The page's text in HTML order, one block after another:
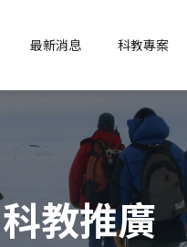
最新消息 科教專案
科教推廣